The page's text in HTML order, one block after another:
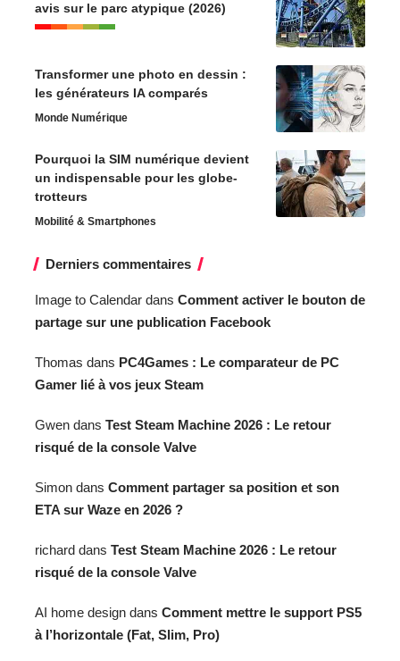
avis sur le parc atypique (2026)
Transformer une photo en dessin :
les générateurs IA comparés
Monde Numérique
Pourquoi la SIM numérique devient
un indispensable pour les globe-
trotteurs
Mobilité & Smartphones
Derniers commentaires
Image to Calendar dans Comment activer le bouton de
partage sur une publication Facebook
Thomas dans PC4Games : Le comparateur de PC
Gamer lié à vos jeux Steam
Gwen dans Test Steam Machine 2026 : Le retour
risqué de la console Valve
Simon dans Comment partager sa position et son
ETA sur Waze en 2026 ?
richard dans Test Steam Machine 2026 : Le retour
risqué de la console Valve
AI home design dans Comment mettre le support PS5
à l’horizontale (Fat, Slim, Pro)